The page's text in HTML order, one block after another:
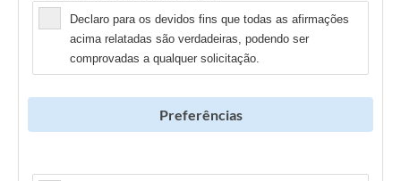
Declaro para os devidos fins que todas as afirmações
acima relatadas são verdadeiras, podendo ser
comprovadas a qualquer solicitação.
Preferências